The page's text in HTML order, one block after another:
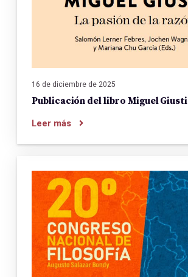
16 de diciembre de 2025
Publicación del libro Miguel Giusti
Leer más